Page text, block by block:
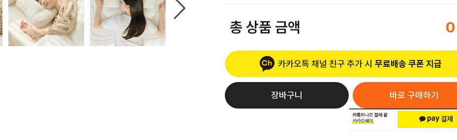
총 상품 금액 0
카카오톡 채널 친구 추가 시 무료배송 쿠폰 지급
장바구니 바로 구매하기